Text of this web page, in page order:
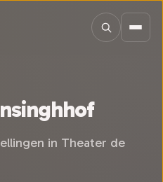
in Theater de